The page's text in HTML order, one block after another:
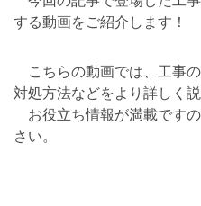
する動画をご紹介します！
こちらの動画では、工事
対処方法などをより詳しく説
お役立ち情報が満載です
さい。